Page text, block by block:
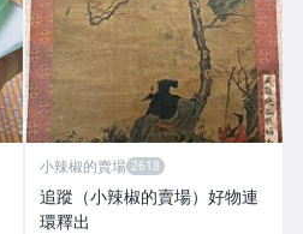
小辣椒的賣場
追蹤（小辣椒的賣場）好物連
環釋出